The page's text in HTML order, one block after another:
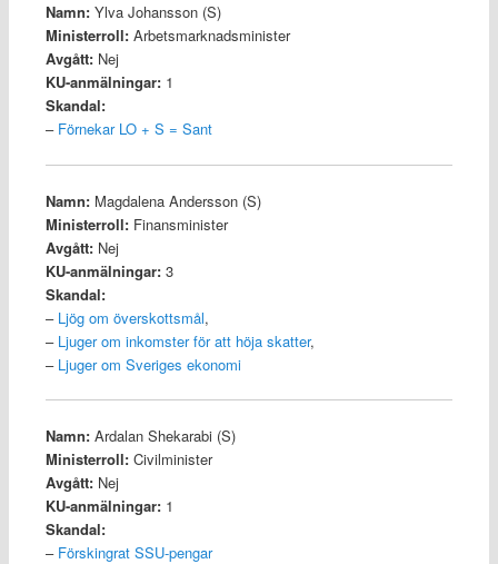
Namn:Ylva Johansson (S)
Ministerroll:Arbetsmarknadsminister
Avgått:Nej
KU-anmälningar:1
Skandal:
– Förnekar LO + S = Sant
Namn:Magdalena Andersson (S)
Ministerroll:Finansminister
Avgått:Nej
KU-anmälningar:3
Skandal:
– Ljög om överskottsmål,
– Ljuger om inkomster för att höja skatter,
– Ljuger om Sveriges ekonomi
Namn:Ardalan Shekarabi (S)
Ministerroll:Civilminister
Avgått:Nej
KU-anmälningar:1
Skandal:
– Förskingrat SSU-pengar